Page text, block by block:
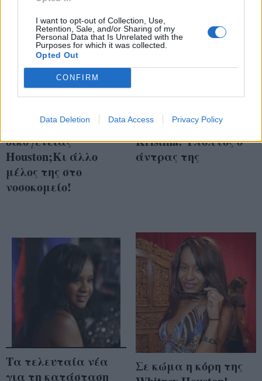
I want to opt-out of Collection, Use,
Retention, Sale, and/or Sharing of my
Personal Data that Is Unrelated with the
Purposes for which it was collected.
Opted Out
CONFIRM
Data Deletion Data Access Privacy Policy
Δαιμονικές
κατάρα της
οικογένειας
Houston;Κι άλλο
μέλος της στο
νοσοκομείο!
Συγκλονιστικές
εξελίξεις στην
υπόθεση της Bobbi
Kristina: Ύποπτος ο
άντρας της
Τα τελευταία νέα
για τη κατάσταση
Σε κώμα η κόρη της